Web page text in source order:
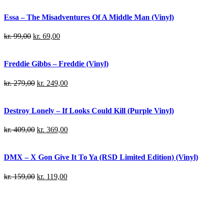
Essa – The Misadventures Of A Middle Man (Vinyl)
kr.99,00 kr. 69,00
Freddie Gibbs – Freddie (Vinyl)
kr.279,00 kr. 249,00
Destroy Lonely – If Looks Could Kill (Purple Vinyl)
kr.409,00 kr. 369,00
DMX – X Gon Give It To Ya (RSD Limited Edition) (Vinyl)
kr.159,00 kr. 119,00